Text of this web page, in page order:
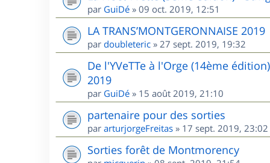
par GuiDé » 09 oct. 2019, 12:51
LA TRANS’MONTGERONNAISE 2019
par doubleteric » 27 sept. 2019, 19:32
De l'YVeTTe à l'Orge (14ème
2019
par GuiDé » 15 août 2019, 21:10
partenaire pour des sorties
par arturjorgeFreitas » 17 sept. 2019, 23:02
Sorties forêt de Montmorency